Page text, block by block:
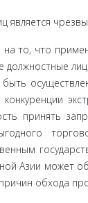
является
то, что
должностные
принять
Азии может
обхода